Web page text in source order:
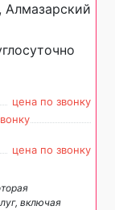
Алмазарский
цена по звонку
цена по звонку
включая